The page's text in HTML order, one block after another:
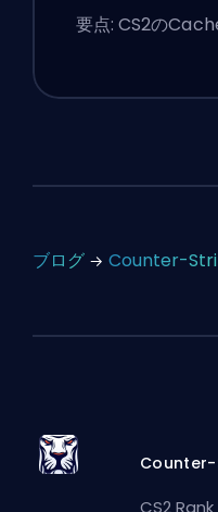
ミアのヒント
要点: CS2の
ブログ Counter-
CS2